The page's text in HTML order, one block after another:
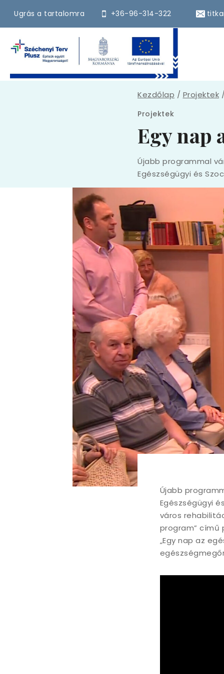
content
Ugrás a tartalomra +36-96-314-322
Kezdőlap / Projektek /
Projektek
Egy nap
Újabb programmal
Egészségügyi és
Újabb
Egészségügyi
város
program” című
„Egy nap az